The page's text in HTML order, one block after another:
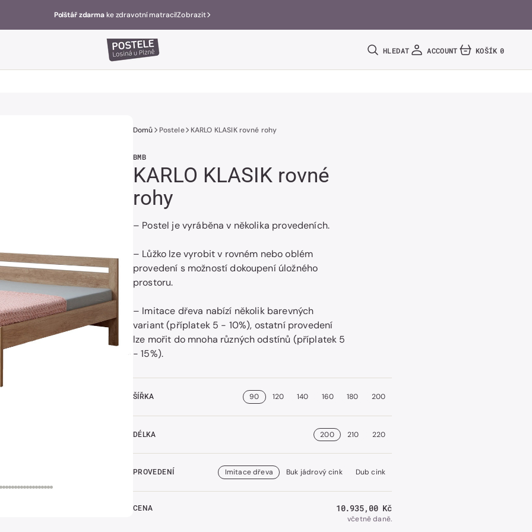
Polštář zdarmake zdravotní matraci!Zobrazit
HLEDAT ACCOUNT KOŠÍK 0
POLOŽEK
obrázek
číslo
Domů Postele KARLO KLASIK rovné rohy
BMB
KARLO KLASIK rovné
rohy
– Postel je vyráběna v několika provedeních.
– Lůžko lze vyrobit v rovném nebo oblém
provedení s možností dokoupení úložného
prostoru.
– Imitace dřeva nabízí několik barevných
variant (příplatek 5 - 10%), ostatní provedení
lze mořit do mnoha různých odstínů (příplatek 5
- 15%).
ŠÍŘKA 90 120 140 160 180 200
DÉLKA 200 210 220
PROVEDENÍ Imitace dřeva Buk jádrový cink Dub cink
CENA Běžná
cena
10.935,00 Kč
včetně daně.